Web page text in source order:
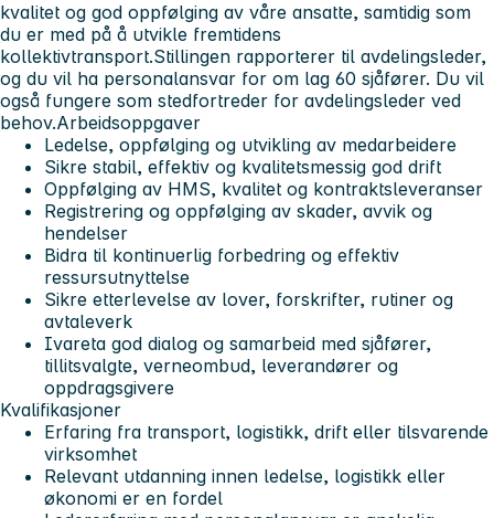
kvalitet og god oppfølging av våre ansatte, samtidig som
du er med på å utvikle fremtidens
kollektivtransport.Stillingen rapporterer til avdelingsleder,
og du vil ha personalansvar for om lag 60 sjåfører. Du vil
også fungere som stedfortreder for avdelingsleder ved
behov.Arbeidsoppgaver
Ledelse, oppfølging og utvikling av medarbeidere
Sikre stabil, effektiv og kvalitetsmessig god drift
Oppfølging av HMS, kvalitet og kontraktsleveranser
Registrering og oppfølging av skader, avvik og
hendelser
Bidra til kontinuerlig forbedring og effektiv
ressursutnyttelse
Sikre etterlevelse av lover, forskrifter, rutiner og
avtaleverk
Ivareta god dialog og samarbeid med sjåfører,
tillitsvalgte, verneombud, leverandører og
oppdragsgivere
Kvalifikasjoner
Erfaring fra transport, logistikk, drift eller tilsvarende
virksomhet
Relevant utdanning innen ledelse, logistikk eller
økonomi er en fordel